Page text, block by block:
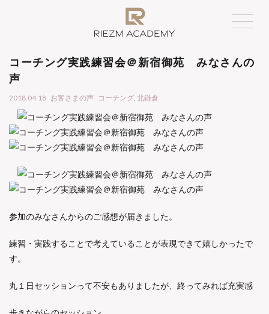
コーチング実践練習会＠新宿御苑 みなさんの
声
2018.04.18 お客さまの声 コーチング, 北鎌倉
参加のみなさんからのご感想が届きました。
練習・実践することで考えていることが表現できて嬉しかったで
す。
丸１日セッションって不安もありましたが、終ってみれば充実感